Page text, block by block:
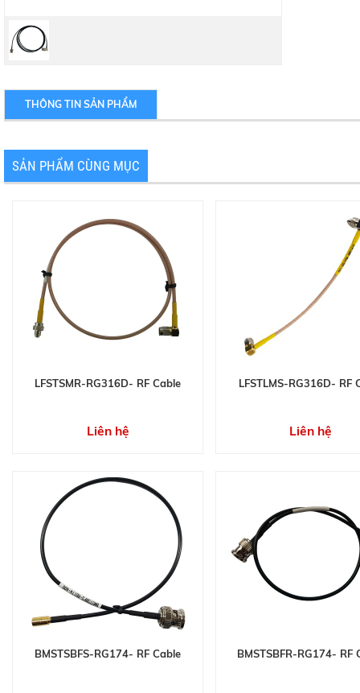
THÔNG TIN SẢN PHẨM
SẢN PHẨM CÙNG MỤC
LFSTSMR-RG316D- RF Cable
Liên hệ
LFSTLMS-RG316D- RF
Liên hệ
BMSTSBFS-RG174- RF Cable BMSTSBFR-RG174- RF